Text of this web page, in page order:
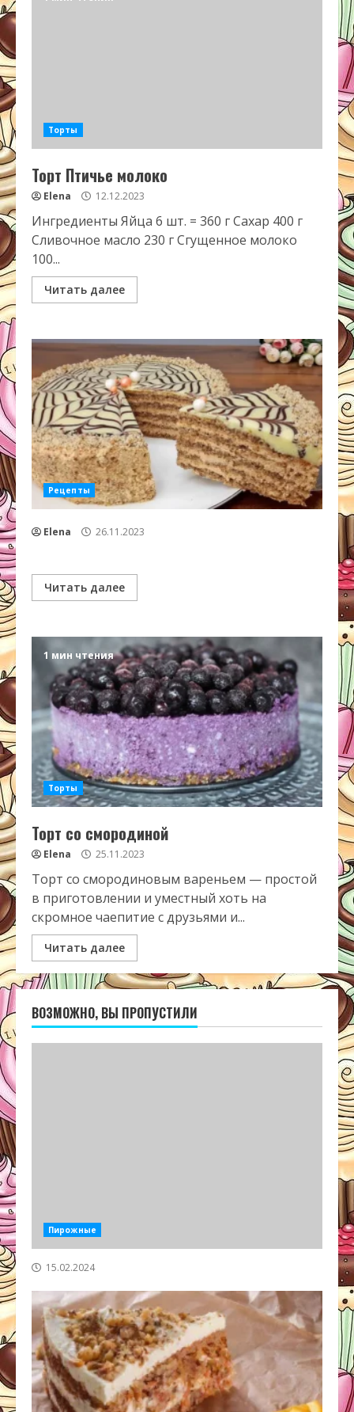
Торты
Торт Птичье молоко
Elena 12.12.2023
Ингредиенты Яйца 6 шт. = 360 г Сахар 400 г
Сливочное масло 230 г Сгущенное молоко
100...
Читать далее
Рецепты
Elena 26.11.2023
Читать далее
1 мин чтения
Торты
Торт со смородиной
Elena 25.11.2023
Торт со смородиновым вареньем — простой
в приготовлении и уместный хоть на
скромное чаепитие с друзьями и...
Читать далее
ВОЗМОЖНО, ВЫ ПРОПУСТИЛИ
Пирожные
15.02.2024